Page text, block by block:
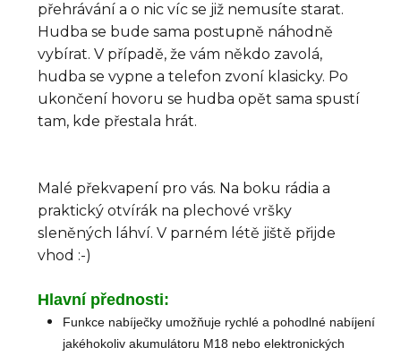
přehrávání a o nic víc se již nemusíte starat.
Hudba se bude sama postupně náhodně
vybírat. V případě, že vám někdo zavolá,
hudba se vypne a telefon zvoní klasicky. Po
ukončení hovoru se hudba opět sama spustí
tam, kde přestala hrát.
Malé překvapení pro vás. Na boku rádia a
praktický otvírák na plechové vršky
sleněných láhví. V parném létě jiště přijde
vhod :-)
Hlavní přednosti:
Funkce nabíječky umožňuje rychlé a pohodlné nabíjení
jakéhokoliv akumulátoru M18 nebo elektronických